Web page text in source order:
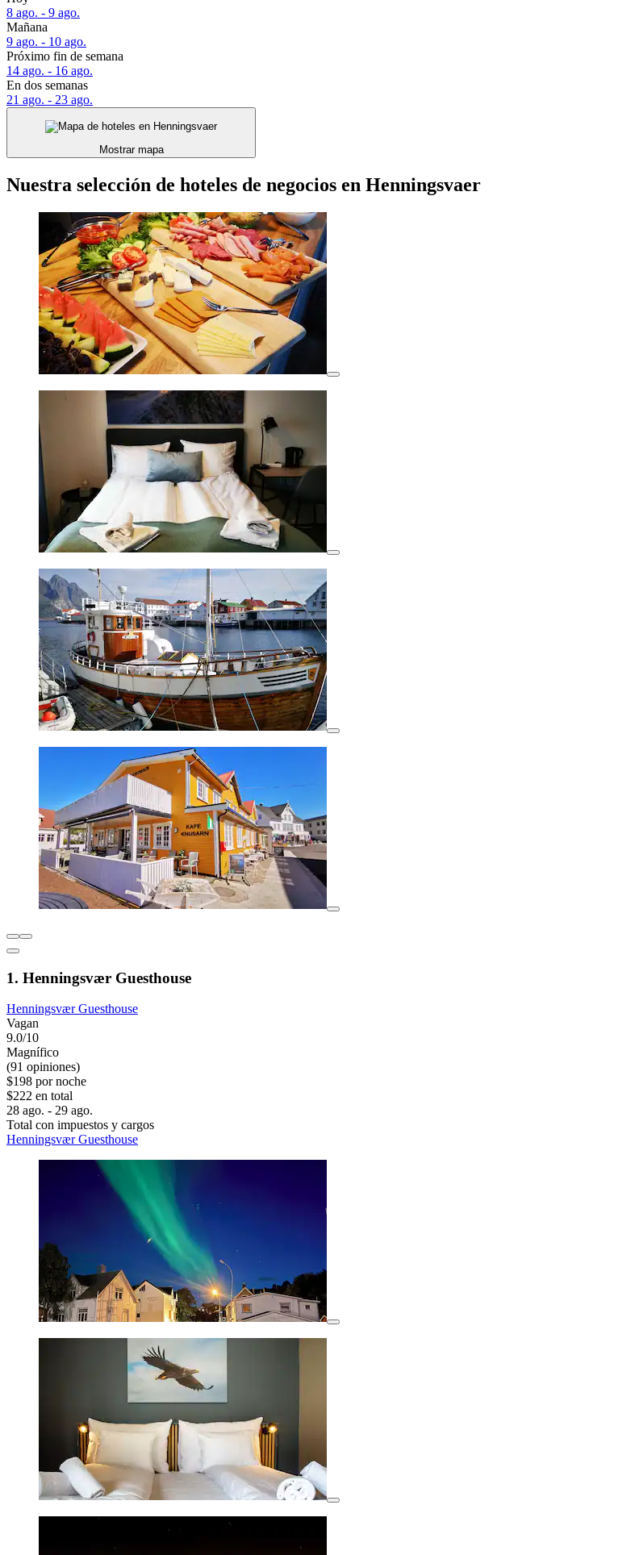
8 ago. - 9 ago.
Mañana
9 ago. - 10 ago.
Próximo fin de semana
14 ago. - 16 ago.
En dos semanas
21 ago. - 23 ago.
Mostrar mapa
Nuestra selección de hoteles de negocios en Henningsvaer
1. Henningsvær Guesthouse
Henningsvær Guesthouse
Vagan
9.0/10
Magnífico
(91 opiniones)
$198 por noche
$222 en total
28 ago. - 29 ago.
Total con impuestos y cargos
Henningsvær Guesthouse